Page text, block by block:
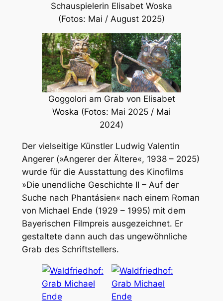
Schauspielerin Elisabet Woska
(Fotos: Mai / August 2025)
Goggolori am Grab von Elisabet
Woska (Fotos: Mai 2025 / Mai
2024)
Der vielseitige Künstler Ludwig Valentin
Angerer (»Angerer der Ältere«, 1938 – 2025)
wurde für die Ausstattung des Kinofilms
»Die unendliche Geschichte II – Auf der
Suche nach Phantásien« nach einem Roman
von Michael Ende (1929 – 1995) mit dem
Bayerischen Filmpreis ausgezeichnet. Er
gestaltete dann auch das ungewöhnliche
Grab des Schriftstellers.